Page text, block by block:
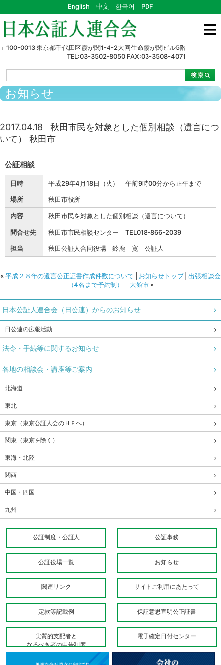
English ｜ 中文 ｜ 한국어 ｜ PDF
〒100-0013 東京都千代田区霞が関1-4-2大同生命霞が関ビル5階
TEL:03-3502-8050 FAX:03-3508-4071
≡
お知らせ
2017.04.18
秋田市民を対象とした個別相談（遺言につ
いて） 秋田市
公証相談
日時 平成29年4月18日（火） 午前9時00分から正午まで
場所 秋田市役所
内容 秋田市民を対象とした個別相談（遺言について）
問合せ先 秋田市市民相談センター TEL018-866-2039
担当 秋田公証人合同役場 鈴鹿 寛 公証人
«平成２８年の遺言公正証書作成件数について お知らせトップ| 出張相談会
（4名まで予約制） 大館市»
日本公証人連合会（日公連）からのお知らせ
日公連の広報活動
法令・手続等に関するお知らせ
各地の相談会・講座等ご案内
北海道
東北
東京（東京公証人会のＨＰへ）
関東（東京を除く）
東海・北陸
関西
中国・四国
九州
公証制度・公証人 公証事務
公証役場一覧 お知らせ
関連リンク サイトご利用にあたって
定款等記載例 保証意思宣明公正証書
実質的支配者と
なるべき者の申告制度
電子確定日付センター